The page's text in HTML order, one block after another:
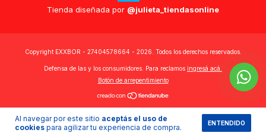
Al navegar por este sitio aceptás el uso de
cookies para agilizar tu experiencia de compra. ENTENDIDO
Tienda diseñada por @julieta_tiendasonline
Copyright EXXBOR - 27404578664 - 2026. Todos los derechos reservados.
Defensa de las y los consumidores. Para reclamos ingresá acá.
Botón de arrepentimiento